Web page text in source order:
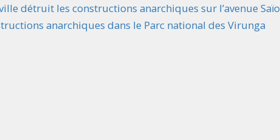
détruit les constructions anarchiques sur l’avenue Saïo
anarchiques dans le Parc national des Virunga